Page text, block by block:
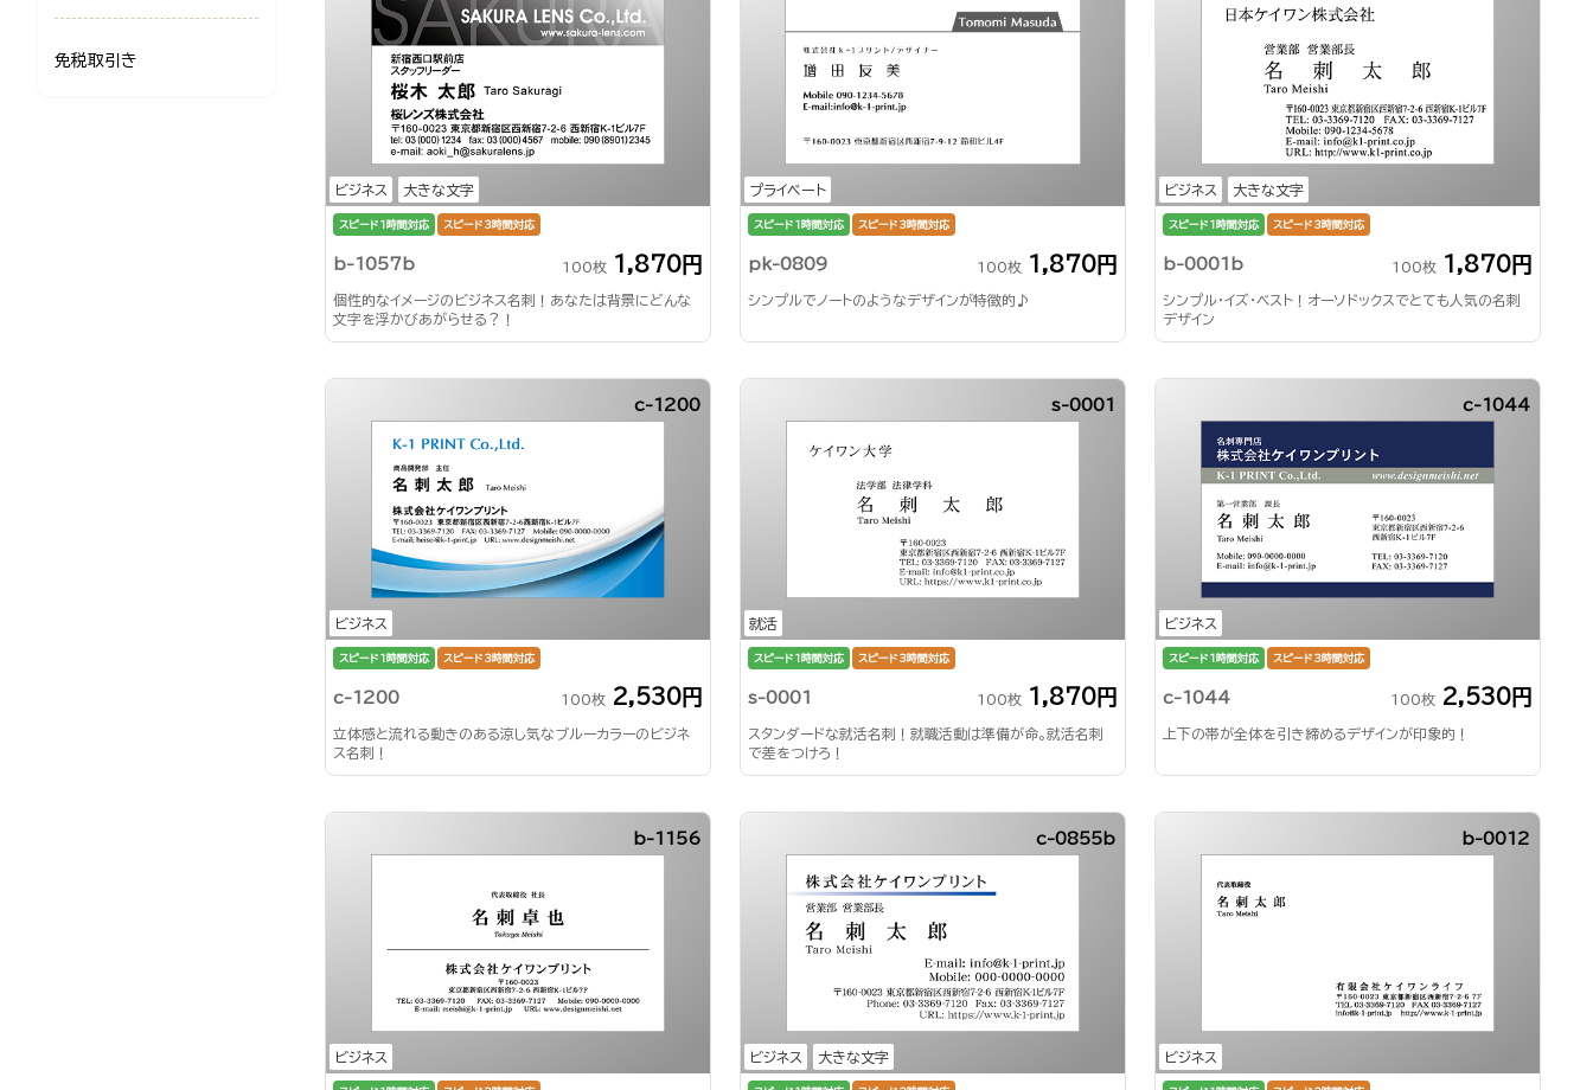
ビジネス 大きな文字
スピード1時間対応 スピード3時間対応
b-1057b 100枚 1,870円
個性的なイメージのビジネス名刺！あなたは背景にどんな
文字を浮かびあがらせる？！
プライベート
スピード1時間対応 スピード3時間対応
pk-0809 100枚 1,870円
シンプルでノートのようなデザインが特徴的♪
ビジネス 大きな文字
スピード1時間対応 スピード3時間対応
b-0001b 100枚 1,870円
シンプル・イズ・ベスト！オーソドックスでとても人気の名刺
デザイン
ビジネス
c-1200
スピード1時間対応 スピード3時間対応
c-1200 100枚 2,530円
立体感と流れる動きのある涼し気なブルーカラーのビジネ
ス名刺！
就活
s-0001
スピード1時間対応 スピード3時間対応
s-0001 100枚 1,870円
スタンダードな就活名刺！就職活動は準備が命。就活名刺
で差をつけろ！
ビジネス
c-1044
スピード1時間対応 スピード3時間対応
c-1044 100枚 2,530円
上下の帯が全体を引き締めるデザインが印象的！
ビジネス
b-1156
ビジネス 大きな文字
c-0855b
ビジネス
b-0012
免税取引き